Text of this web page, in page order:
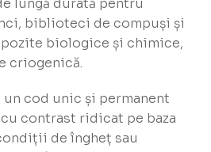
lungă durată pentru
biblioteci de compuși și
biologice și chimice,
criogenică.
cod unic și permanent
contrast ridicat pe baza
de îngheț sau